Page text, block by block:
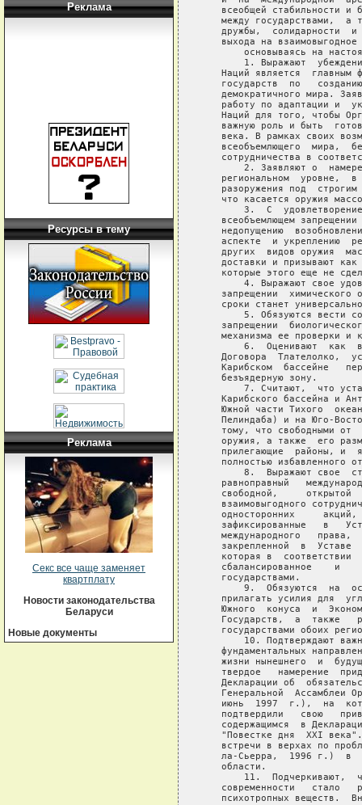
Реклама
Ресурсы в тему
Реклама
Секс все чаще заменяет
квартплату
Новости законодательства
Беларуси
Новые документы